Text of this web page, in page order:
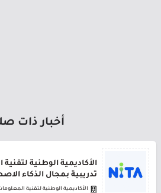
أخبار ذات
الأكاديمية الوطنية
تدريبية بمجال الذكاء
الأكاديمية الوطنية لتقنية